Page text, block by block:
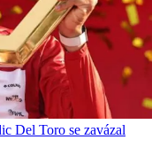
Del Toro se zavázal